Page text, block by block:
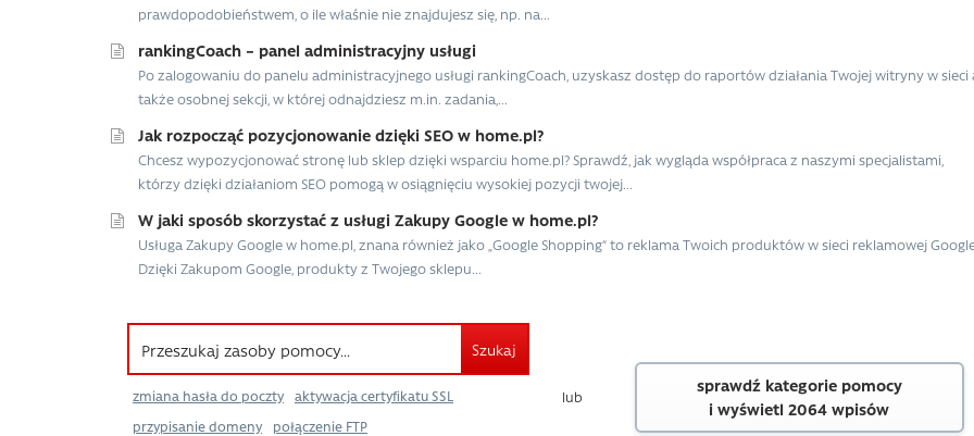
prawdopodobieństwem, o ile właśnie nie znajdujesz się, np. na...
rankingCoach – panel administracyjny usługi
Po zalogowaniu do panelu administracyjnego usługi rankingCoach, uzyskasz dostęp do raportów działania Twojej witryny w sieci
także osobnej sekcji, w której odnajdziesz m.in. zadania,...
Jak rozpocząć pozycjonowanie dzięki SEO w home.pl?
Chcesz wypozycjonować stronę lub sklep dzięki wsparciu home.pl? Sprawdź, jak wygląda współpraca z naszymi specjalistami,
którzy dzięki działaniom SEO pomogą w osiągnięciu wysokiej pozycji twojej...
W jaki sposób skorzystać z usługi Zakupy Google w home.pl?
Usługa Zakupy Google w home.pl, znana również jako „Google Shopping” to reklama Twoich produktów w sieci reklamowej
Dzięki Zakupom Google, produkty z Twojego sklepu...
Szukaj
zmiana hasła do poczty
aktywacja certyfikatu SSL
przypisanie domeny
połączenie FTP
lub
sprawdź kategorie pomocy
i wyświetl 2064 wpisów